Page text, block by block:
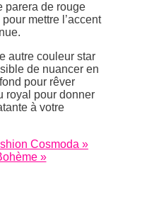
parera de rouge
mettre l’accent
autre couleur star
de nuancer en
pour rêver
royal pour donner
à votre
Cosmoda »
»